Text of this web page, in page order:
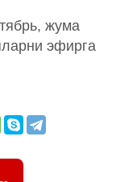
жума
эфирга